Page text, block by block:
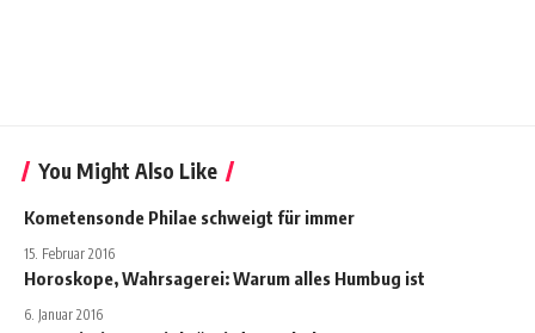
You Might Also Like
Kometensonde Philae schweigt für immer
15. Februar 2016
Horoskope, Wahrsagerei: Warum alles Humbug ist
6. Januar 2016